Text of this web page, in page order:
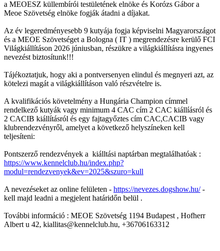
a MEOESZ küllembírói testületének elnöke és Korózs Gábor a
Meoe Szövetség elnöke fogják átadni a díjakat.
Az év legeredményesebb 9 kutyája fogja képviselni Magyarországot
és a MEOE Szövetséget a Bologna ( IT ) megrendezésre kerülő FCI
Világkiállításon 2026 júniusban, részükre a világkiállításra ingyenes
nevezést biztosítunk!!!
Tájékoztatjuk, hogy aki a pontversenyen elindul és megnyeri azt, az
kötelezi magát a világkiállításon való részvételre is.
A kvalifikációs követelmény a Hungária Champion címmel
rendelkező kutyák vagy minimum 4 CAC cím 2 CAC kiállíásról és
2 CACIB kiállításról és egy fajtagyőztes cím CAC,CACIB vagy
klubrendezvényről, amelyet a következő helyszíneken kell
teljesíteni:
Pontszerző rendezvények a kiálltási naptárban megtalálhatóak :
https://www.kennelclub.hu/index.php?
modul=rendezvenyek&ev=2025&szuro=kull
A nevezéseket az online felületen - https://nevezes.dogshow.hu/-
kell majd leadni a megjelent határidőn belül .
További információ : MEOE Szövetség 1194 Budapest , Hofherr
Albert u 42, kiallitas@kennelclub.hu, +36706163312